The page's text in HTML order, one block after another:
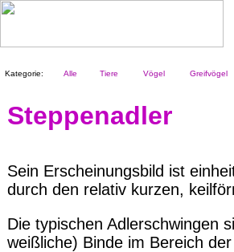
Kategorie: Alle Tiere Vögel Greifvögel
Steppenadler
Sein Erscheinungsbild ist
durch den relativ kurzen,
Die typischen Adlerschwingen
weißliche) Binde im Bereich